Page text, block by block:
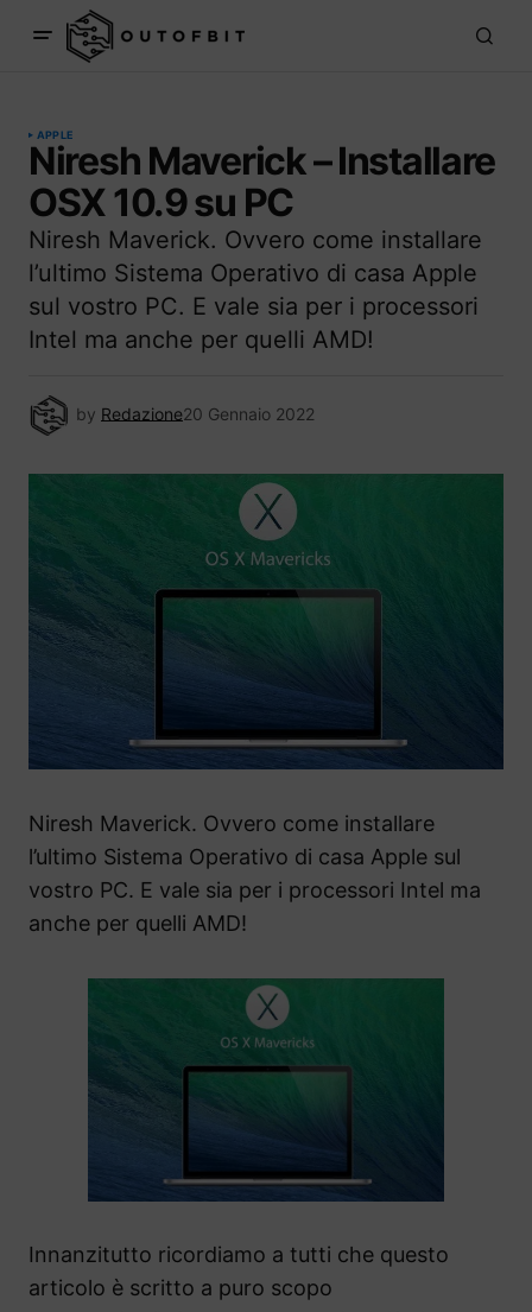
APPLE
Niresh Maverick – Installare
OSX 10.9 su PC
Niresh Maverick. Ovvero come installare
l’ultimo Sistema Operativo di casa Apple
sul vostro PC. E vale sia per i processori
Intel ma anche per quelli AMD!
by Redazione20 Gennaio 2022
Niresh Maverick. Ovvero come installare
l’ultimo Sistema Operativo di casa Apple sul
vostro PC. E vale sia per i processori Intel ma
anche per quelli AMD!
Innanzitutto ricordiamo a tutti che questo
articolo è scritto a puro scopo